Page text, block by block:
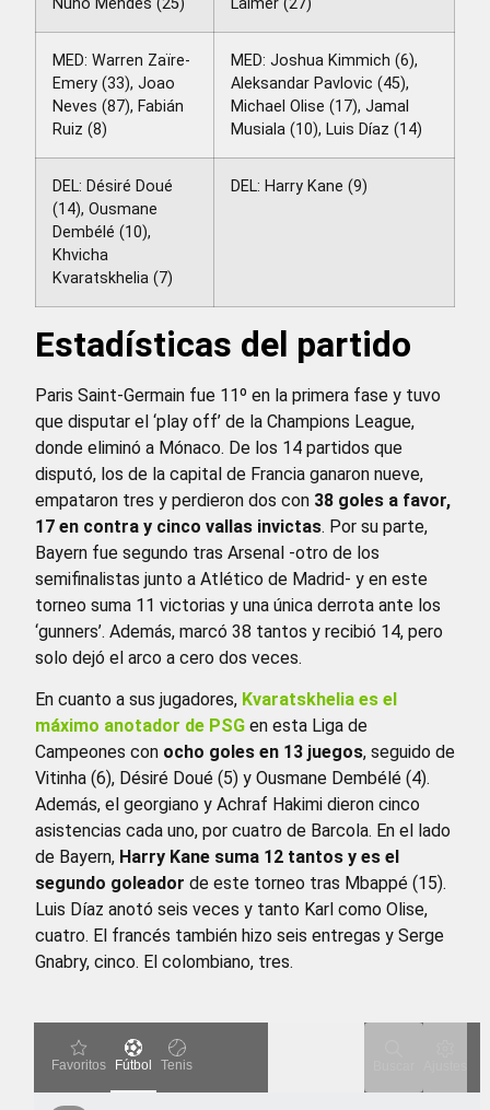
MED: Warren Zaïre-
Emery (33), Joao
Neves (87), Fabián
Ruiz (8)
MED: Joshua Kimmich (6),
Aleksandar Pavlovic (45),
Michael Olise (17), Jamal
Musiala (10), Luis Díaz (14)
DEL: Désiré Doué
(14), Ousmane
Dembélé (10),
Khvicha
Kvaratskhelia (7)
DEL: Harry Kane (9)
Estadísticas del partido
Paris Saint-Germain fue 11º en la primera fase y tuvo
que disputar el ‘play off’ de la Champions League,
donde eliminó a Mónaco. De los 14 partidos que
disputó, los de la capital de Francia ganaron nueve,
empataron tres y perdieron dos con 38 goles a favor,
17 en contra y cinco vallas invictas. Por su parte,
Bayern fue segundo tras Arsenal -otro de los
semifinalistas junto a Atlético de Madrid- y en este
torneo suma 11 victorias y una única derrota ante los
‘gunners’. Además, marcó 38 tantos y recibió 14, pero
solo dejó el arco a cero dos veces.
En cuanto a sus jugadores, Kvaratskhelia es el
máximo anotador de PSG en esta Liga de
Campeones con ocho goles en 13 juegos, seguido de
Vitinha (6), Désiré Doué (5) y Ousmane Dembélé (4).
Además, el georgiano y Achraf Hakimi dieron cinco
asistencias cada uno, por cuatro de Barcola. En el lado
de Bayern, Harry Kane suma 12 tantos y es el
segundo goleador de este torneo tras Mbappé (15).
Luis Díaz anotó seis veces y tanto Karl como Olise,
cuatro. El francés también hizo seis entregas y Serge
Gnabry, cinco. El colombiano, tres.